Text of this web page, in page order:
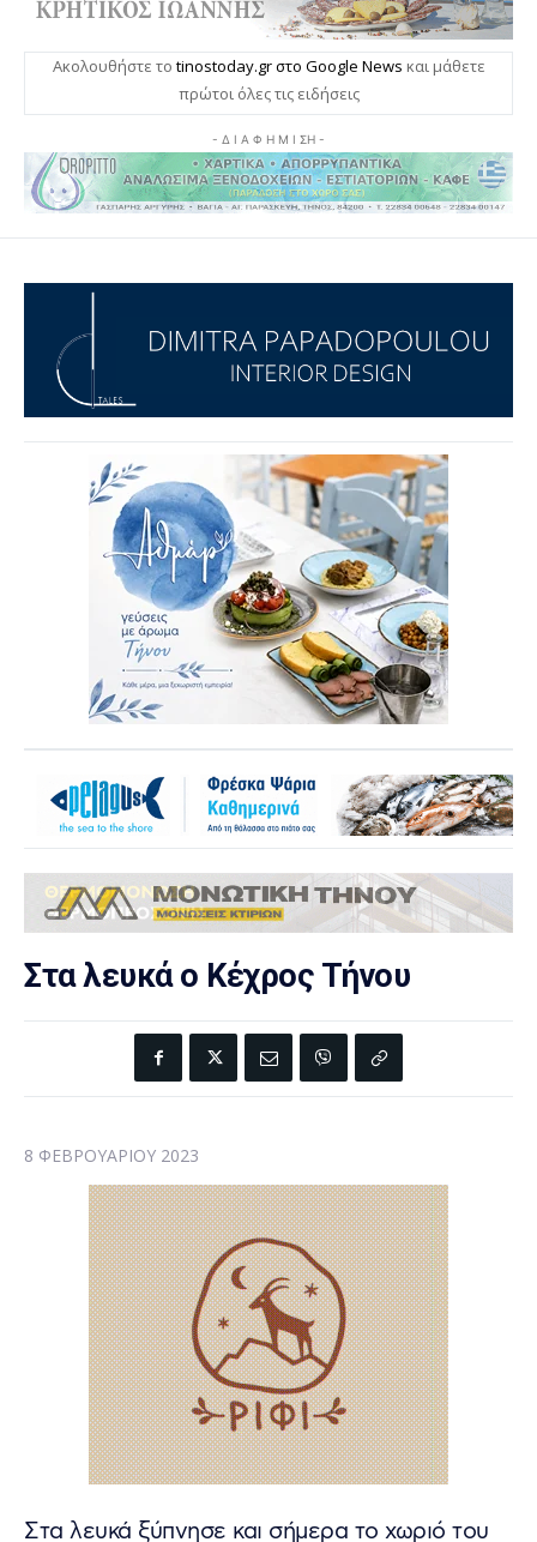
Ακολουθήστε το tinostoday.gr στο Google News και μάθετε
πρώτοι όλες τις ειδήσεις
- Δ Ι Α Φ Η Μ Ι ΣΗ -